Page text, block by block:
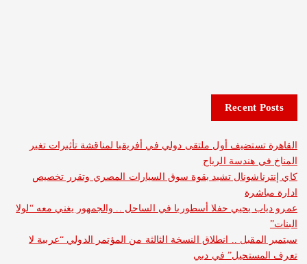
Recent
أول ملتقى دولي في أفريقيا لمناقشة تأثيرات تغير
هندسة الرياح
تشيد بقوة سوق السيارات المصري وتقرر تخصيص
يحيي حفلا أسطوريا في الساحل .. والجمهور يغني معه “لولا
.. انطلاق النسخة الثالثة من المؤتمر الدولي “عربية لا
في دبي